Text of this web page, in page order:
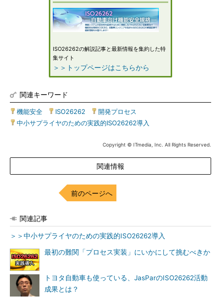
ISO26262の解説記事と最新情報を集約した特
集サイト
＞＞トップページはこちらから
関連キーワード
機能安全 ISO26262 開発プロセス
中小サプライヤのための実践的ISO26262導入
Copyright © ITmedia, Inc. All Rights Reserved.
関連情報
前のページへ
関連記事
＞＞中小サプライヤのための実践的ISO26262導入
最初の難関「プロセス実装」にいかにして挑むべきか
トヨタ自動車も使っている、JasParのISO26262活動
成果とは？